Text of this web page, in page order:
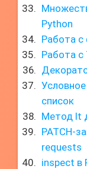
Python
Работа с
Работа с
список
Метод lt
PATCH-
requests
inspect в